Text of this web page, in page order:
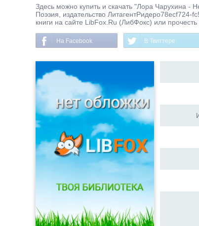
Здесь можно купить и скачать "Лора Чарухина
Поэзия, издательство
книги на сайте LibFox.Ru (ЛибФокс) или
На Facebook В Твиттере